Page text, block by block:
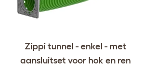
Zippi tunnel - enkel - met
aansluitset voor hok en ren